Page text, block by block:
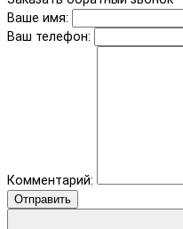
Ваше имя:
Ваш телефон:
Комментарий:
Отправить